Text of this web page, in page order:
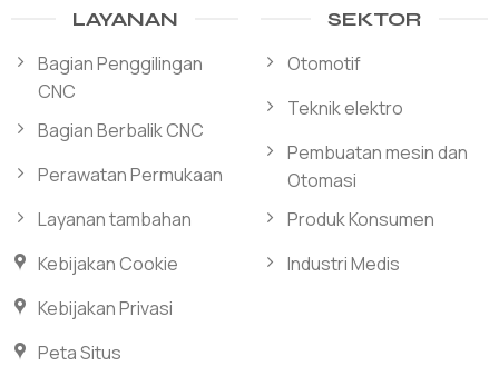
LAYANAN
Bagian Penggilingan
CNC
Bagian Berbalik CNC
Perawatan Permukaan
Layanan tambahan
Kebijakan Cookie
Kebijakan Privasi
Peta Situs
SEKTOR
Otomotif
Teknik elektro
Pembuatan mesin dan
Otomasi
Produk Konsumen
Industri Medis